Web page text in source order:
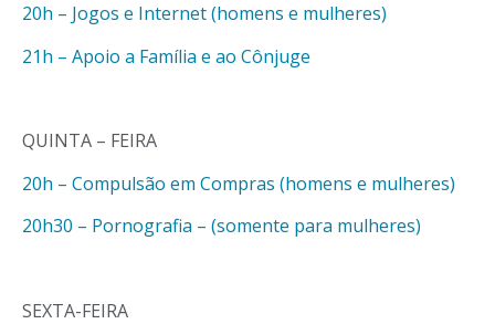
20h – Jogos e Internet (homens e mulheres)
21h – Apoio a Família e ao Cônjuge
QUINTA – FEIRA
20h – Compulsão em Compras (homens e mulheres)
20h30 – Pornografia – (somente para mulheres)
SEXTA-FEIRA